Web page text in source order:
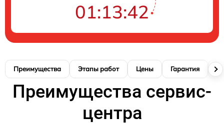
01:13:41
Преимущества Этапы работ Цены Гарантия
Преимущества сервис-
центра